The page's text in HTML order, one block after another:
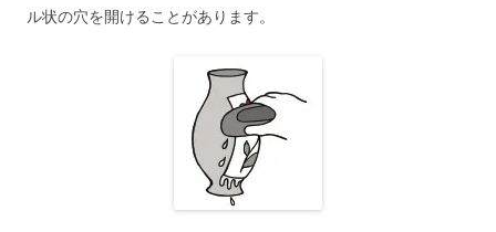
ル状の穴を開けることがあります。